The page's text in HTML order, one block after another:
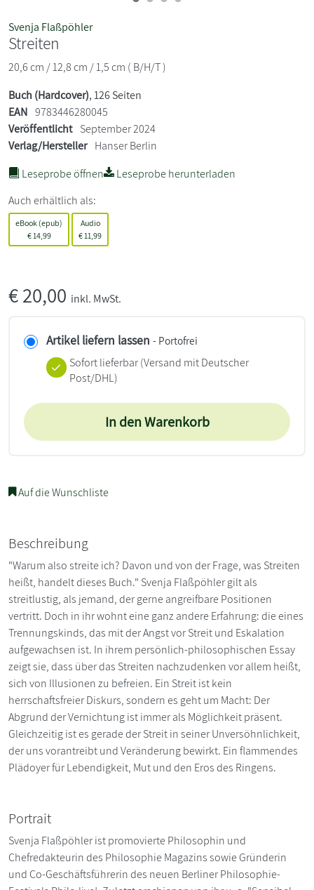
Svenja Flaßpöhler
Streiten
20,6 cm / 12,8 cm / 1,5 cm ( B/H/T )
Buch (Hardcover), 126 Seiten
EAN 9783446280045
Veröffentlicht September 2024
Verlag/Hersteller Hanser Berlin
Leseprobe öffnen
Leseprobe herunterladen
Auch erhältlich als:
eBook (epub)
€14,99
Audio
€11,99
€20,00 inkl. MwSt.
Artikel liefern lassen - Portofrei
Sofort lieferbar(Versand mit Deutscher
Post/DHL)
In den Warenkorb
Auf die Wunschliste
Beschreibung
"Warum also streite ich? Davon und von der Frage, was Streiten
heißt, handelt dieses Buch." Svenja Flaßpöhler gilt als
streitlustig, als jemand, der gerne angreifbare Positionen
vertritt. Doch in ihr wohnt eine ganz andere Erfahrung: die eines
Trennungskinds, das mit der Angst vor Streit und Eskalation
aufgewachsen ist. In ihrem persönlich-philosophischen Essay
zeigt sie, dass über das Streiten nachzudenken vor allem heißt,
sich von Illusionen zu befreien. Ein Streit ist kein
herrschaftsfreier Diskurs, sondern es geht um Macht: Der
Abgrund der Vernichtung ist immer als Möglichkeit präsent.
Gleichzeitig ist es gerade der Streit in seiner Unversöhnlichkeit,
der uns vorantreibt und Veränderung bewirkt. Ein flammendes
Plädoyer für Lebendigkeit, Mut und den Eros des Ringens.
Portrait
Svenja Flaßpöhler ist promovierte Philosophin und
Chefredakteurin des Philosophie Magazins sowie Gründerin
und Co-Geschäftsführerin des neuen Berliner Philosophie-